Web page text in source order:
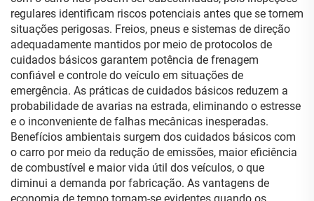
regulares identificam riscos potenciais antes que se tornem
situações perigosas. Freios, pneus e sistemas de direção
adequadamente mantidos por meio de protocolos de
cuidados básicos garantem potência de frenagem
confiável e controle do veículo em situações de
emergência. As práticas de cuidados básicos reduzem a
probabilidade de avarias na estrada, eliminando o estresse
e o inconveniente de falhas mecânicas inesperadas.
Benefícios ambientais surgem dos cuidados básicos com
o carro por meio da redução de emissões, maior eficiência
de combustível e maior vida útil dos veículos, o que
diminui a demanda por fabricação. As vantagens de